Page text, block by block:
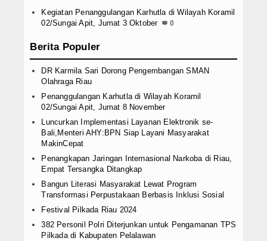
Kegiatan Penanggulangan Karhutla di Wilayah Koramil
02/Sungai Apit, Jumat 3 Oktober
0
Berita Populer
DR Karmila Sari Dorong Pengembangan SMAN
Olahraga Riau
Penanggulangan Karhutla di Wilayah Koramil
02/Sungai Apit, Jumat 8 November
Luncurkan Implementasi Layanan Elektronik se-
Bali,Menteri AHY:BPN Siap Layani Masyarakat
MakinCepat
Penangkapan Jaringan Internasional Narkoba di Riau,
Empat Tersangka Ditangkap
Bangun Literasi Masyarakat Lewat Program
Transformasi Perpustakaan Berbasis Inklusi Sosial
Festival Pilkada Riau 2024
382 Personil Polri Diterjunkan untuk Pengamanan TPS
Pilkada di Kabupaten Pelalawan